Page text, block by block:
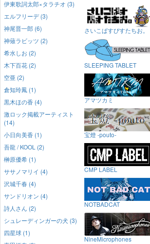
伊東歌詞太郎×タラチオ (3)
エルフリーデ (3)
神尾晋一郎 (6)
神薙ラビッツ (2)
希水しお (2)
木下百花 (2)
空亜 (2)
倉知玲鳳 (1)
黒木ほの香 (4)
激ロック掲載アーティスト
(14)
小日向美香 (1)
吾龍 / KOOL (2)
榊原優希 (1)
ササノマリイ (4)
沢城千春 (4)
サンドリオン (4)
詩人さん (2)
シュレーディンガーの犬 (3)
四星球 (1)
さいこぱすぴすたちお。
SLEEPING TABLET
アマツカミ
宝燈 -pouto-
CMP LABEL
NOTBADCAT
NineMicrophones